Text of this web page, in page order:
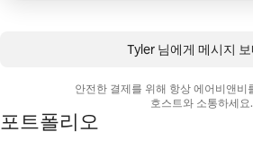
Tyler 님에게 메시지
안전한 결제를 위해 항상 에어비앤비
호스트와 소통하세요.
포트폴리오